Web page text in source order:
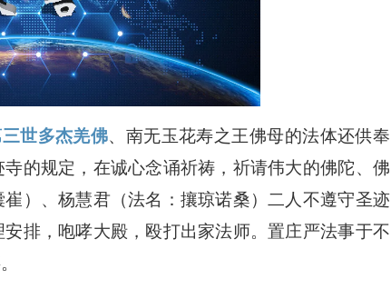
世多杰羌佛、南无玉花寿之王佛母的法体还供奉
的规定，在诚心念诵祈祷，祈请伟大的佛陀、佛
）、杨慧君（法名：攘琼诺桑）二人不遵守圣迹
排，咆哮大殿，殴打出家法师。置庄严法事于不